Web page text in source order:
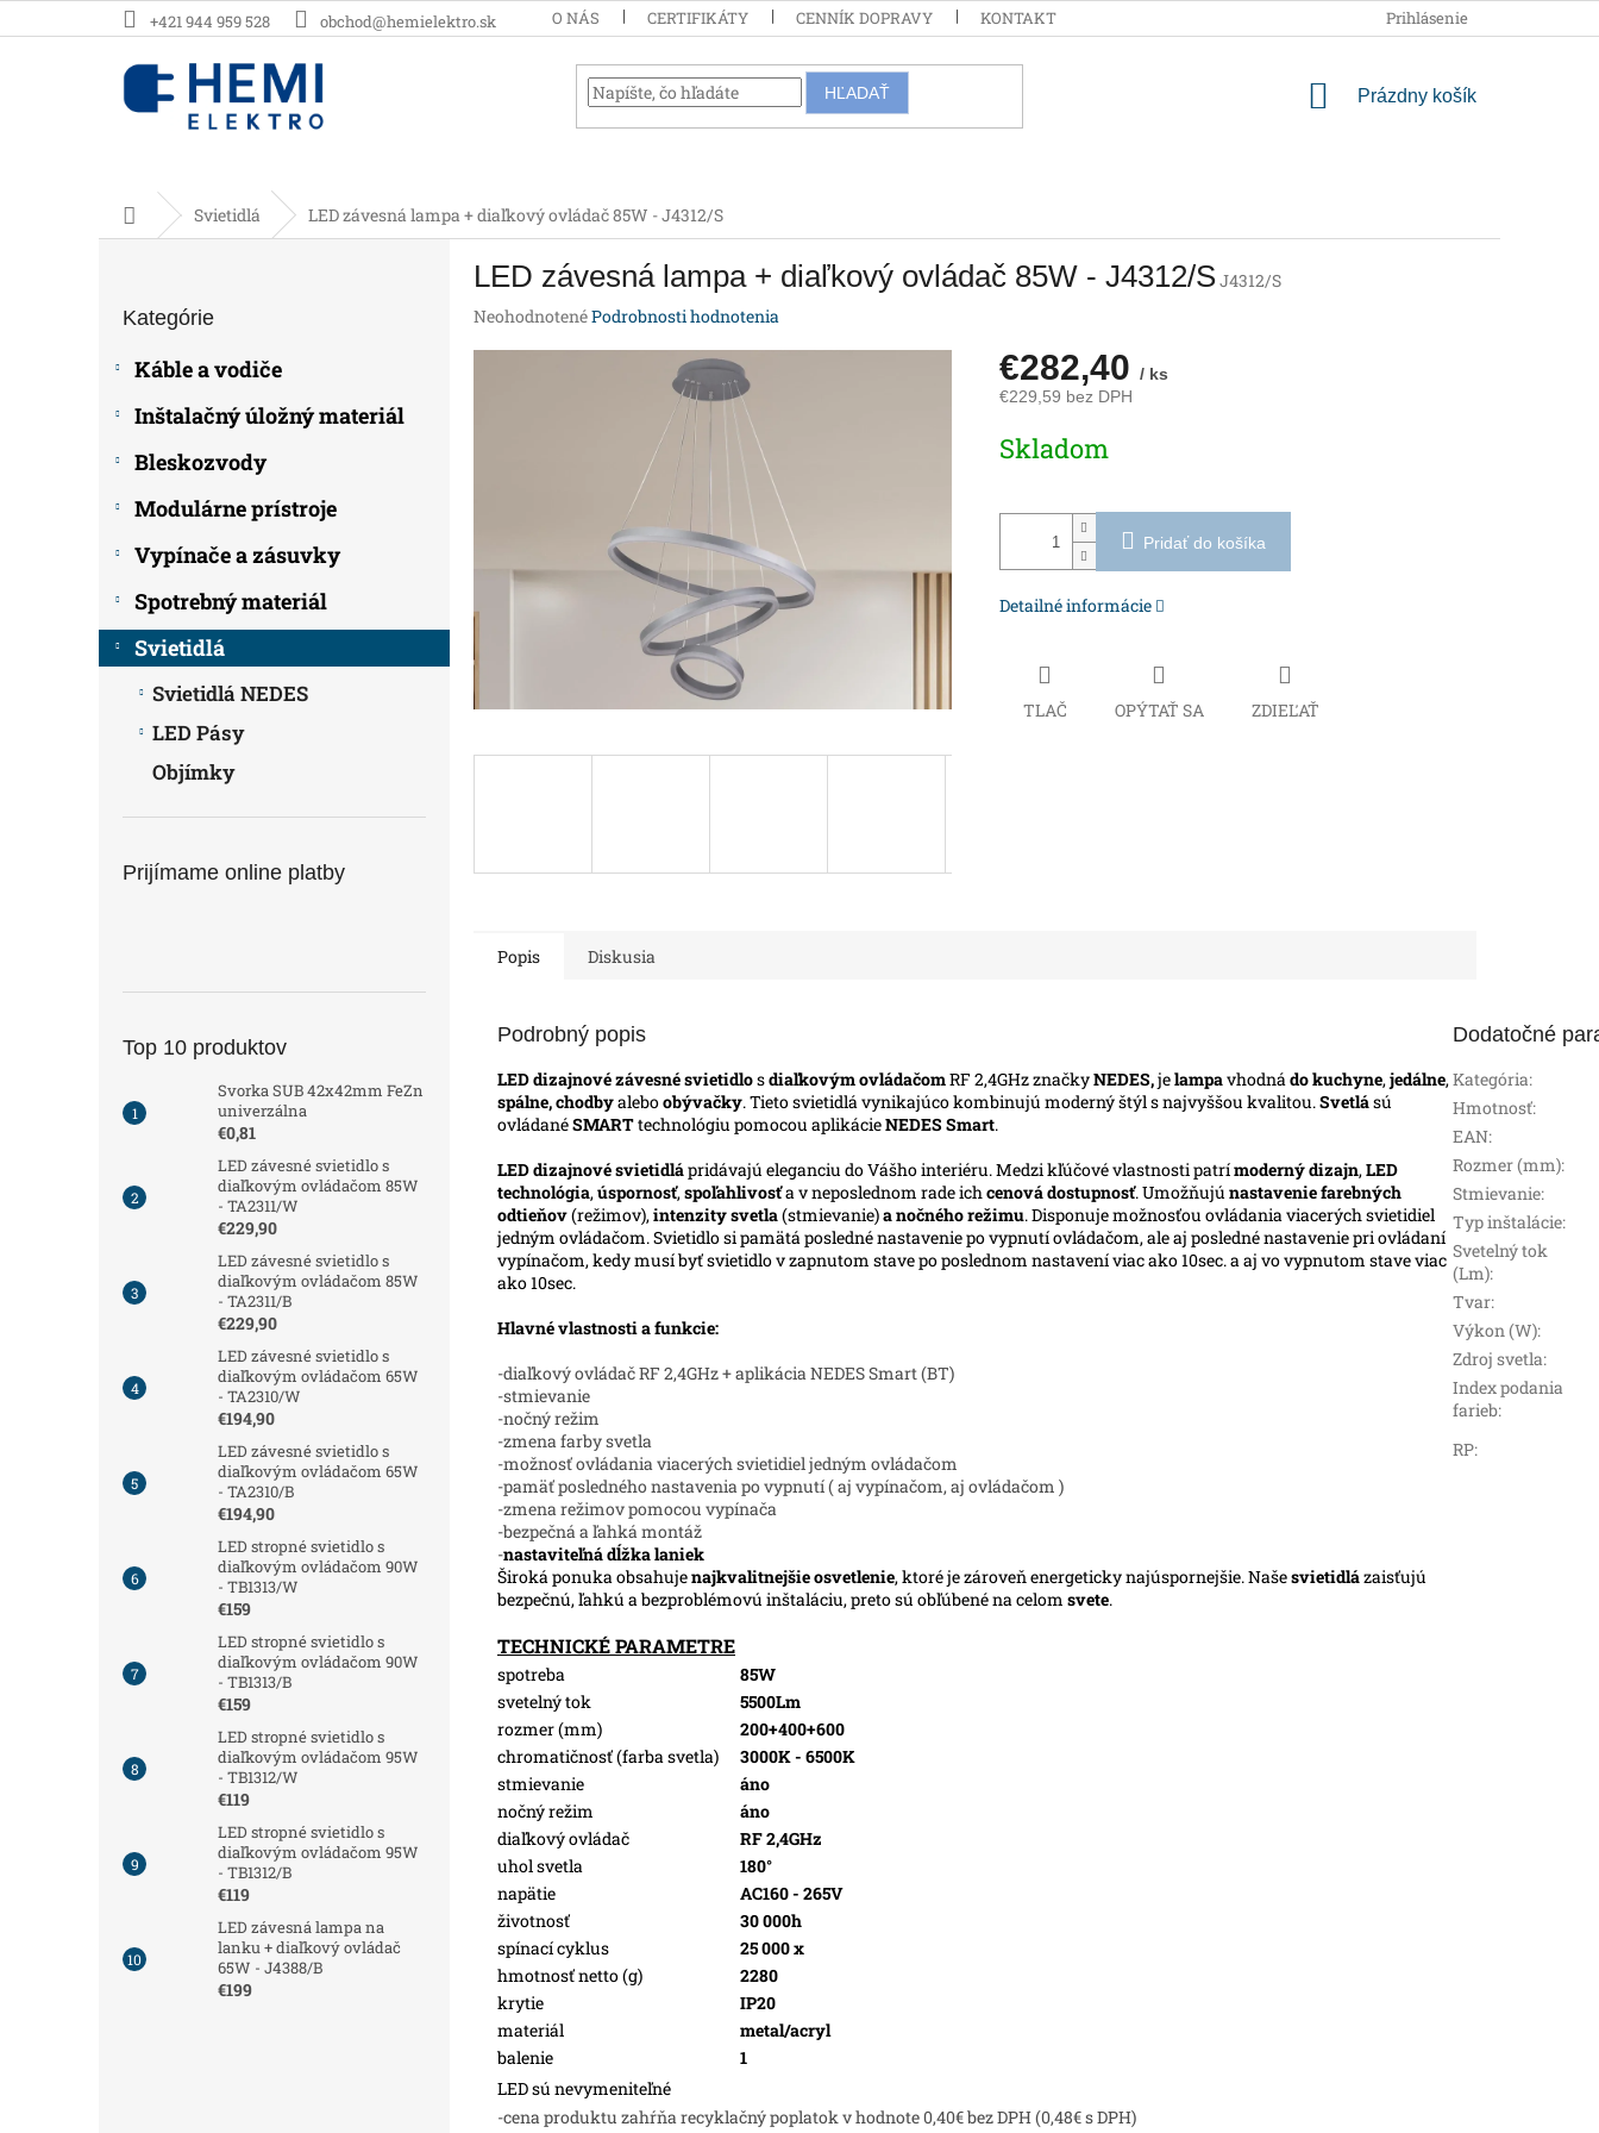
na
+421 944 959 528 obchod@hemielektro.sk O NÁS CERTIFIKÁTY CENNÍK DOPRAVY KONTAKT PODMIENKY OCHRANY
Prihlásenie
HĽADAŤ
NÁKUPNÝ
Prázdny košík
DomovSvietidlá LED závesná lampa + diaľkový ovládač 85W - J4312/S
kategórie
Kategórie
Káble a vodiče
Inštalačný úložný materiál
Bleskozvody
Modulárne prístroje
Vypínače a zásuvky
Spotrebný materiál
Svietidlá
Svietidlá NEDES
LED Pásy
Objímky
Prijímame online platby
Top 10 produktov
Svorka SUB 42x42mm FeZn
univerzálna
€0,81
LED závesné svietidlo s
diaľkovým ovládačom 85W
- TA2311/W
€229,90
LED závesné svietidlo s
diaľkovým ovládačom 85W
- TA2311/B
€229,90
LED závesné svietidlo s
diaľkovým ovládačom 65W
- TA2310/W
€194,90
LED závesné svietidlo s
diaľkovým ovládačom 65W
- TA2310/B
€194,90
LED stropné svietidlo s
diaľkovým ovládačom 90W
- TB1313/W
€159
LED stropné svietidlo s
diaľkovým ovládačom 90W
- TB1313/B
€159
LED stropné svietidlo s
diaľkovým ovládačom 95W
- TB1312/W
€119
LED stropné svietidlo s
diaľkovým ovládačom 95W
- TB1312/B
€119
LED závesná lampa na
lanku + diaľkový ovládač
65W - J4388/B
€199
LED závesná lampa + diaľkový ovládač 85W - J4312/SJ4312/S
Priemerné
NeohodnotenéPodrobnosti hodnotenia
€282,40 / ks
€229,59 bez DPH
cena:
Skladom
Pridať do košíka
Detailné informácie
TLAČ OPÝTAŤ SA ZDIEĽAŤ
Popis Diskusia
Podrobný popis
LED dizajnové závesné svietidlosdiaľkovým ovládačomRF 2,4GHz značkyNEDES,jelampavhodná do kuchyne, jedálne,
spálne, chodbyaleboobývačky. Tieto svietidlá vynikajúco kombinujú moderný štýl s najvyššou kvalitou.Svetlású
ovládanéSMARTtechnológiu pomocou aplikácieNEDES Smart.
LEDdizajnové svietidlápridávajú eleganciu do Vášho interiéru. Medzi kľúčové vlastnosti patrímoderný dizajn, LED
technológia, úspornosť, spoľahlivosťa v neposlednom rade ich cenová dostupnosť. Umožňujú nastavenie farebných
odtieňov(režimov), intenzity svetla(stmievanie)a nočného režimu. Disponuje možnosťou ovládania viacerých svietidiel
jedným ovládačom. Svietidlo si pamätá posledné nastavenie po vypnutí ovládačom, ale aj posledné nastavenie pri ovládaní
vypínačom, kedy musí byť svietidlo v zapnutom stave po poslednom nastavení viac ako 10sec. a aj vo vypnutom stave viac
ako 10sec.
Hlavné vlastnosti a funkcie:
-diaľkový ovládač RF 2,4GHz + aplikácia NEDES Smart (BT)
-stmievanie
-nočný režim
-zmena farby svetla
-možnosť ovládania viacerých svietidiel jedným ovládačom
-pamäť posledného nastavenia po vypnutí ( aj vypínačom, aj ovládačom )
-zmena režimov pomocou vypínača
-bezpečná a ľahká montáž
-nastaviteľná dĺžka laniek
Široká ponuka obsahujenajkvalitnejšie osvetlenie, ktoré je zároveň energeticky najúspornejšie. Našesvietidlázaisťujú
bezpečnú, ľahkú a bezproblémovú inštaláciu, preto sú obľúbené na celom svete.
TECHNICKÉ PARAMETRE
spotreba
85W
svetelný tok
5500Lm
rozmer (mm)
200+400+600
chromatičnosť (farba svetla)
3000K - 6500K
stmievanie
áno
nočný režim
áno
diaľkový ovládač
RF 2,4GHz
uhol svetla
180°
napätie
AC160 - 265V
životnosť
30 000h
spínací cyklus
25 000 x
hmotnosť netto (g)
2280
krytie
IP20
materiál
metal/acryl
balenie
1
LED sú nevymeniteľné
-cena produktu zahŕňa recyklačný poplatok v hodnote 0,40€ bez DPH (0,48€ s DPH)
Dodatočné
Kategória:
Hmotnosť:
EAN:
Rozmer (mm):
Stmievanie:
Typ inštalácie:
Svetelný tok
(Lm):
Tvar:
Výkon (W):
Zdroj svetla:
Index podania
farieb:
RP: